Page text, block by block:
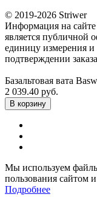
© 2019-2026 Striwer
Информация на
является публичной
единицу измерения
подтверждении
Базальтовая вата
2 039.40 руб.
В корзину
Мы используем
пользования сайтом
Подробнее